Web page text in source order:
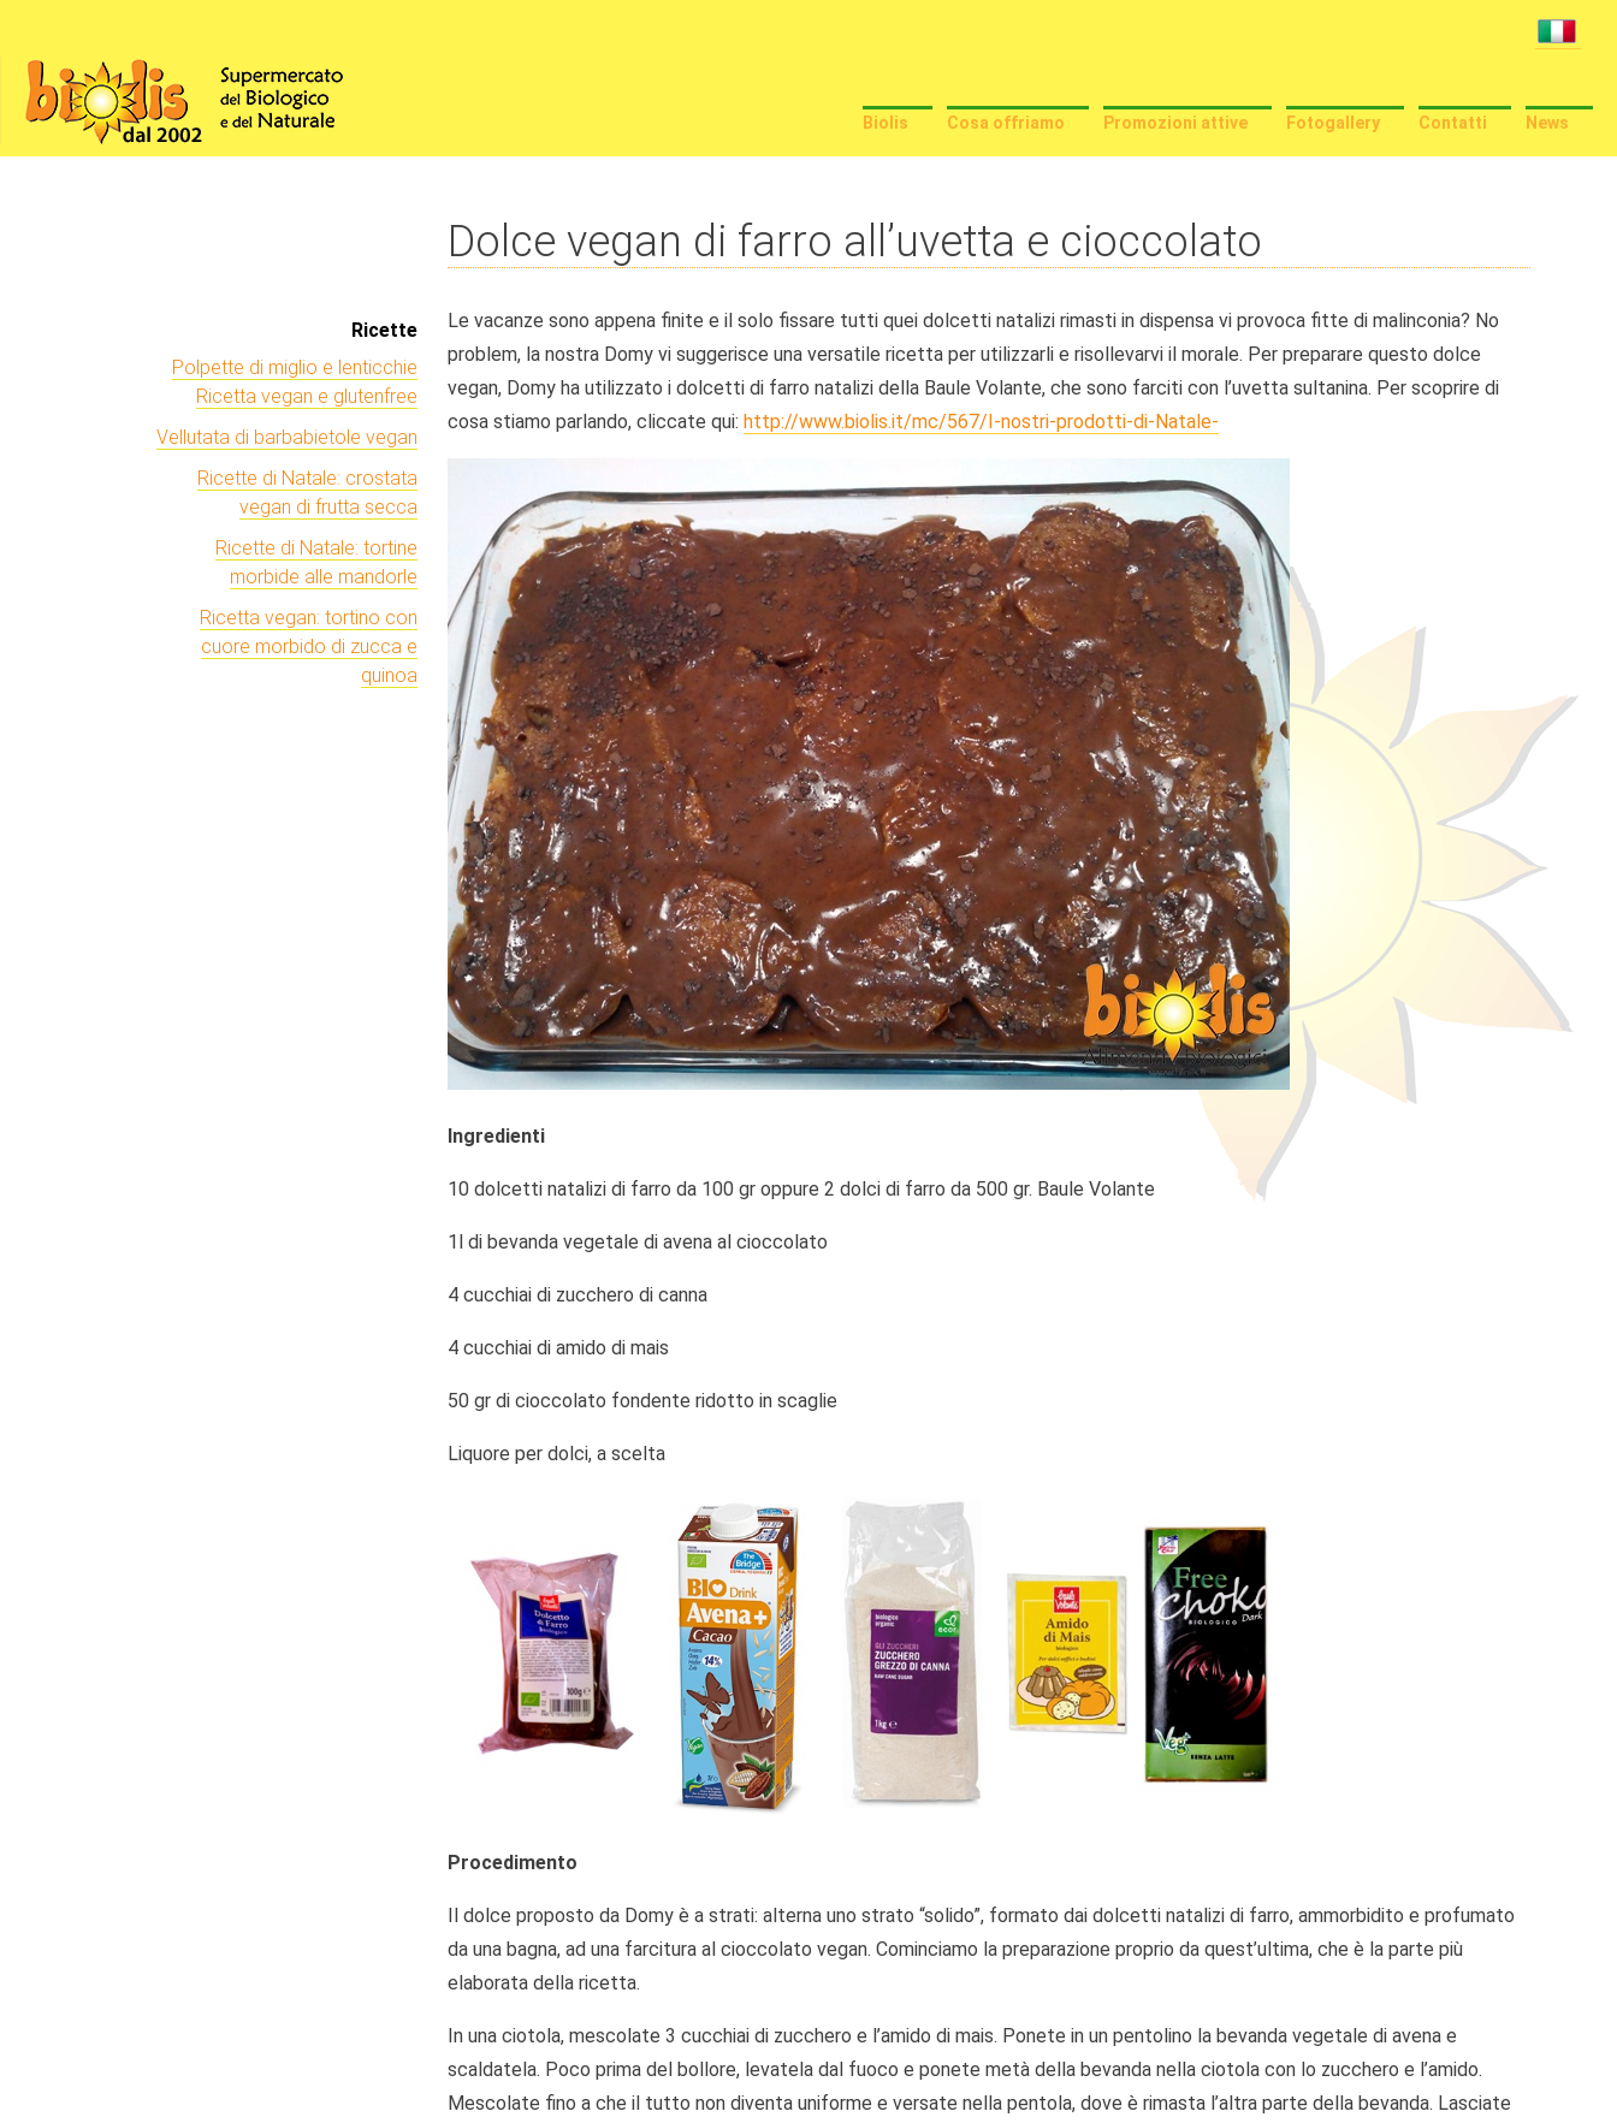
Biolis Cosa offriamo Promozioni attive Fotogallery Contatti News
Ricette
Polpette di miglio e lenticchie
Ricetta vegan e glutenfree
Vellutata di barbabietole vegan
Ricette di Natale: crostata
vegan di frutta secca
Ricette di Natale: tortine
morbide alle mandorle
Ricetta vegan: tortino con
cuore morbido di zucca e
quinoa
Dolce vegan di farro all’uvetta e cioccolato
Le vacanze sono appena finite e il solo fissare tutti quei dolcetti natalizi rimasti in dispensa vi provoca fitte di malinconia? No
problem, la nostra Domy vi suggerisce una versatile ricetta per utilizzarli e risollevarvi il morale. Per preparare questo dolce
vegan, Domy ha utilizzato i dolcetti di farro natalizi della Baule Volante, che sono farciti con l’uvetta sultanina. Per scoprire di
cosa stiamo parlando, cliccate qui: http://www.biolis.it/mc/567/I-nostri-prodotti-di-Natale-
Ingredienti
10 dolcetti natalizi di farro da 100 gr oppure 2 dolci di farro da 500 gr. Baule Volante
1l di bevanda vegetale di avena al cioccolato
4 cucchiai di zucchero di canna
4 cucchiai di amido di mais
50 gr di cioccolato fondente ridotto in scaglie
Liquore per dolci, a scelta
Procedimento
Il dolce proposto da Domy è a strati: alterna uno strato “solido”, formato dai dolcetti natalizi di farro, ammorbidito e profumato
da una bagna, ad una farcitura al cioccolato vegan. Cominciamo la preparazione proprio da quest’ultima, che è la parte più
elaborata della ricetta.
In una ciotola, mescolate 3 cucchiai di zucchero e l’amido di mais. Ponete in un pentolino la bevanda vegetale di avena e
scaldatela. Poco prima del bollore, levatela dal fuoco e ponete metà della bevanda nella ciotola con lo zucchero e l’amido.
Mescolate fino a che il tutto non diventa uniforme e versate nella pentola, dove è rimasta l’altra parte della bevanda. Lasciate